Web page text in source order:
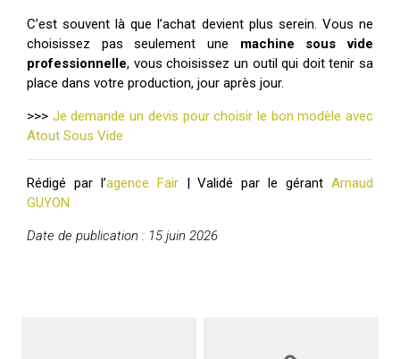
C’est souvent là que l’achat devient plus serein. Vous ne
choisissez pas seulement une machine sous vide
professionnelle, vous choisissez un outil qui doit tenir sa
place dans votre production, jour après jour.
>>> Je demande un devis pour choisir le bon modèle avec
Atout Sous Vide
Rédigé par l’agence Fair| Validé par le gérantArnaud
GUYON
Date de publication : 15 juin 2026